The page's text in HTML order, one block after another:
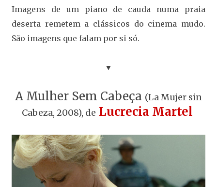
Imagens de um piano de cauda numa praia
deserta remetem a clássicos do cinema mudo.
São imagens que falam por si só.
▼
A Mulher Sem Cabeça (La Mujer sin
Cabeza, 2008), de Lucrecia Martel